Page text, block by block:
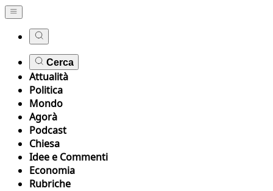
Cerca
Attualità
Politica
Mondo
Agorà
Podcast
Chiesa
Idee e Commenti
Economia
Rubriche